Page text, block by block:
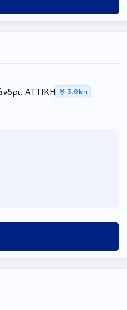
ΑΤΤΙΚΗ
3,0 km